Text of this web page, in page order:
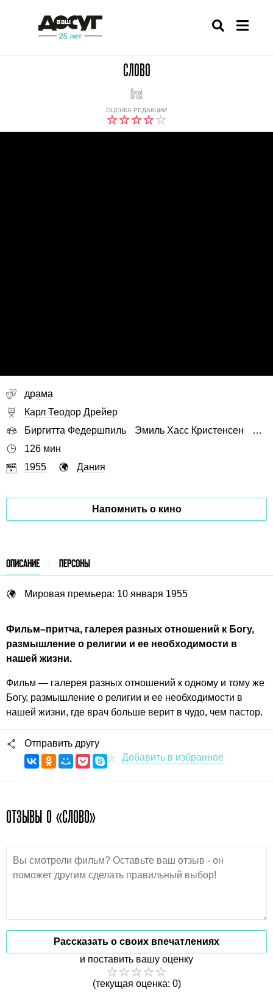
СЛОВО
ОЦЕНКА РЕДАКЦИИ
Ordet
драма
Карл Теодор Дрейер
Биргитта Федершпиль
Эмиль Хасс Кристенсен
…
126 мин
1955
Дания
Напомнить о кино
ОПИСАНИЕ ПЕРСОНЫ
Мировая премьера: 10 января 1955
Фильм–притча, галерея разных отношений к Богу,
размышление о религии и ее необходимости в
нашей жизни.
Фильм — галерея разных отношений к одному и тому же
Богу, размышление о религии и ее необходимости в
нашей жизни, где врач больше верит в чудо, чем пастор.
Отправить другу
ОТЗЫВЫ О «СЛОВО»
Рассказать о своих впечатлениях
и поставить вашу оценку
(текущая оценка: 0)